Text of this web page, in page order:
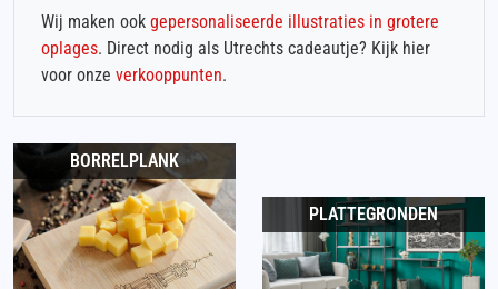
Wij maken ook gepersonaliseerde illustraties in grotere
oplages. Direct nodig als Utrechts cadeautje? Kijk hier
voor onze verkooppunten.
BORRELPLANK
PLATTEGRONDEN